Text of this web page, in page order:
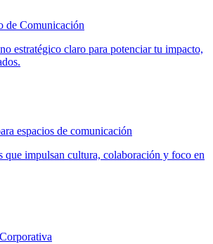
de Comunicación
estratégico claro para potenciar tu impacto,
espacios de comunicación
que impulsan cultura, colaboración y foco en